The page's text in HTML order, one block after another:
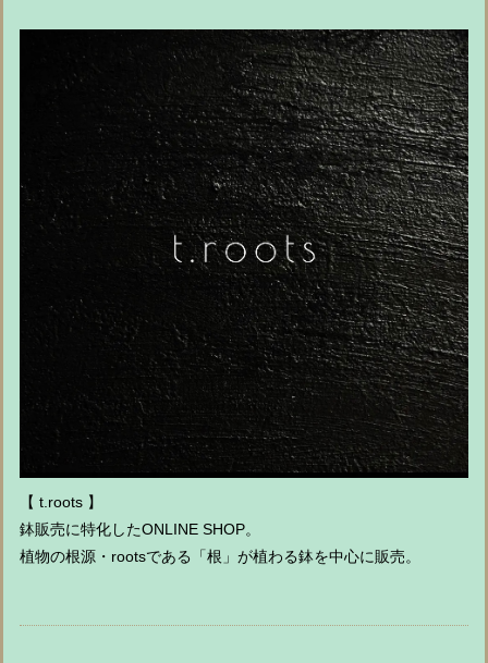
【 t.roots 】
鉢販売に特化したONLINE SHOP。
植物の根源・rootsである「根」が植わる鉢を中心に販売。